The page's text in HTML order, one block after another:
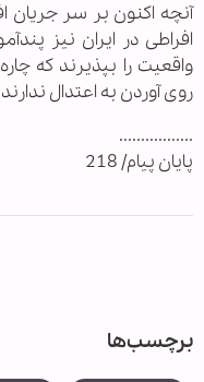
آنچه اکنون بر سر جریان
افراطی در ایران نیز
واقعیت را بپذیرند که
روی آوردن به اعتدال
.................
پایان پیام/ 218
برچسب‌ها